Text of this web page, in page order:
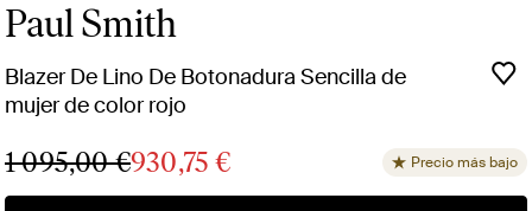
Paul Smith
Blazer De Lino De Botonadura Sencilla de
mujer de color rojo
1 095,00 €930,75 € Precio más bajo